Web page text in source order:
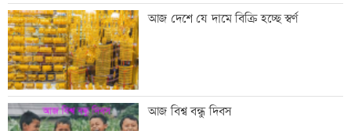
শাহজালাল বিমানবন্দরে আগুন, সাময়িক বন্ধ
যাত্রীসেবা
গ্রিস উপকূলে দুই শতাধিক অভিবাসী উদ্ধার,
অধিকাংশ বাংলাদেশি
আজ দেশে যে দামে বিক্রি হচ্ছে স্বর্ণ
আজ বিশ্ব বন্ধু দিবস